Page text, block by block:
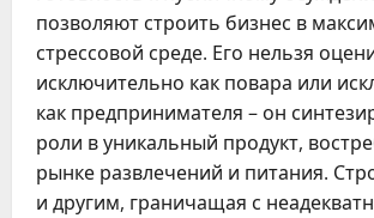
позволяют строить бизнес в
стрессовой среде. Его нельзя
исключительно как повара или
как предпринимателя – он
роли в уникальный продукт,
рынке развлечений и питания.
и другим, граничащая с